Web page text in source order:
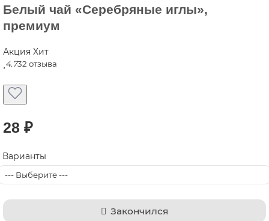
Белый чай «Серебряные иглы»,
премиум
Акция Хит
4.732 отзыва
28 ₽
Варианты
Закончился